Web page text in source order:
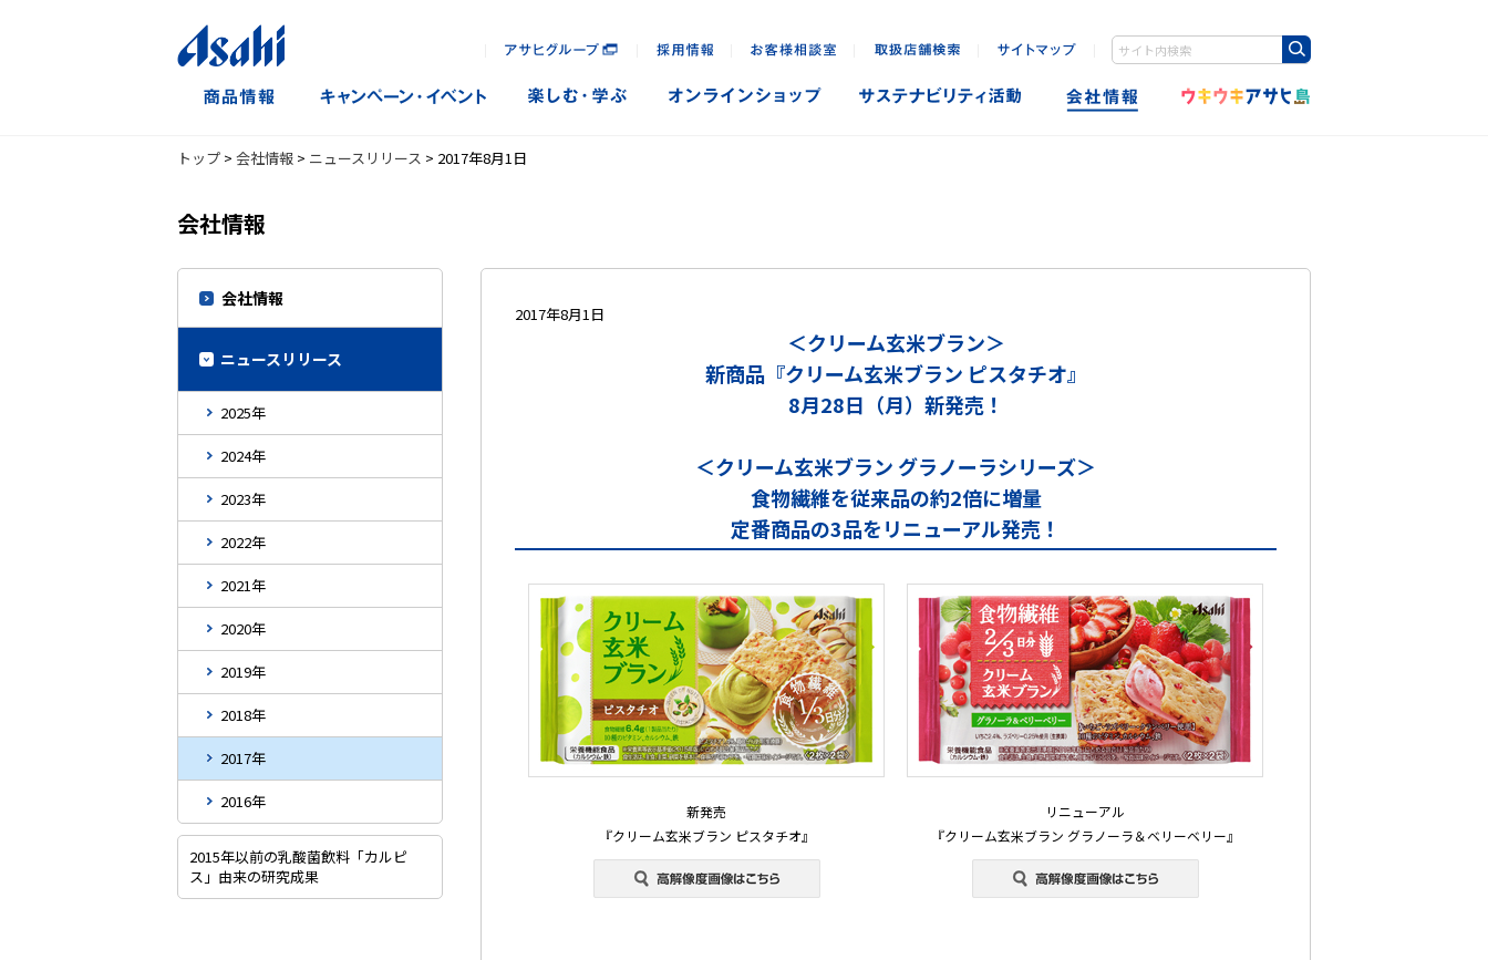
Write your search query here
トップ > 会社情報 > ニュースリリース > 2017年8月1日
会社情報
会社情報
ニュースリリース
2025年
2024年
2023年
2022年
2021年
2020年
2019年
2018年
2017年
2016年
2015年以前の乳酸菌飲料「カルピ
ス」由来の研究成果
2017年8月1日
＜クリーム玄米ブラン＞
新商品『クリーム玄米ブラン ピスタチオ』
8月28日（月）新発売！
＜クリーム玄米ブラン グラノーラシリーズ＞
食物繊維を従来品の約2倍に増量
定番商品の3品をリニューアル発売！
新発売
『クリーム玄米ブラン ピスタチオ』
リニューアル
『クリーム玄米ブラン グラノーラ＆ベリーベリー』